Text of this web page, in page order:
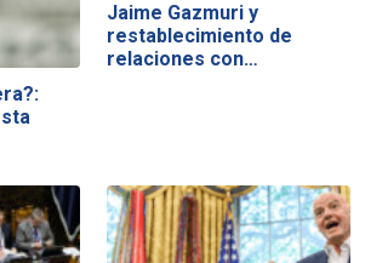
Jaime Gazmuri y
restablecimiento de
relaciones con…